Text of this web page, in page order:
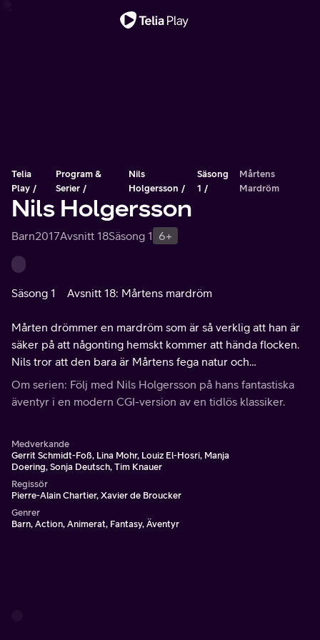
Telia
Play
Program &
Serier
Nils
Holgersson
Säsong
1
Mårtens
Mardröm
Nils Holgersson
Barn2017Avsnitt 18Säsong 1 6+
Säsong 1 Avsnitt 18: Mårtens mardröm
Mårten drömmer en mardröm som är så verklig att han är
säker på att någonting hemskt kommer att hända flocken.
Nils tror att den bara är Mårtens fega natur och
bestämmer sig för att inte berätta för de andra om
mardrömmen.
Om serien: Följ med Nils Holgersson på hans fantastiska
äventyr i en modern CGI-version av en tidlös klassiker.
Medverkande
Gerrit Schmidt-Foß, Lina Mohr, Louiz El-Hosri, Manja
Doering, Sonja Deutsch, Tim Knauer
Regissör
Pierre-Alain Chartier, Xavier de Broucker
Genrer
Barn, Action, Animerat, Fantasy, Äventyr